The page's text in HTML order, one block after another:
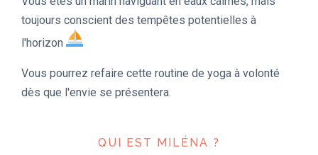
toujours conscient des tempêtes potentielles à
l'horizon
Vous pourrez refaire cette routine de yoga à volonté
dès que l'envie se présentera.
QUI EST MILÉNA ?